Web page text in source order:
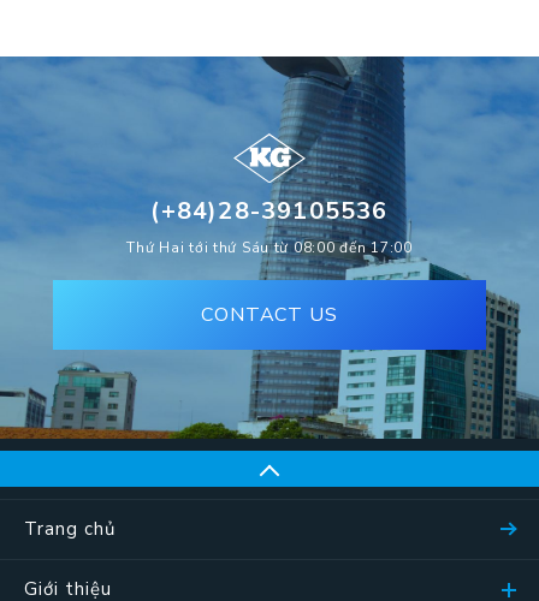
(+84)28-39105536
Thứ Hai tới thứ Sáu từ 08:00 đến 17:00
CONTACT US
Trang chủ
Giới thiệu